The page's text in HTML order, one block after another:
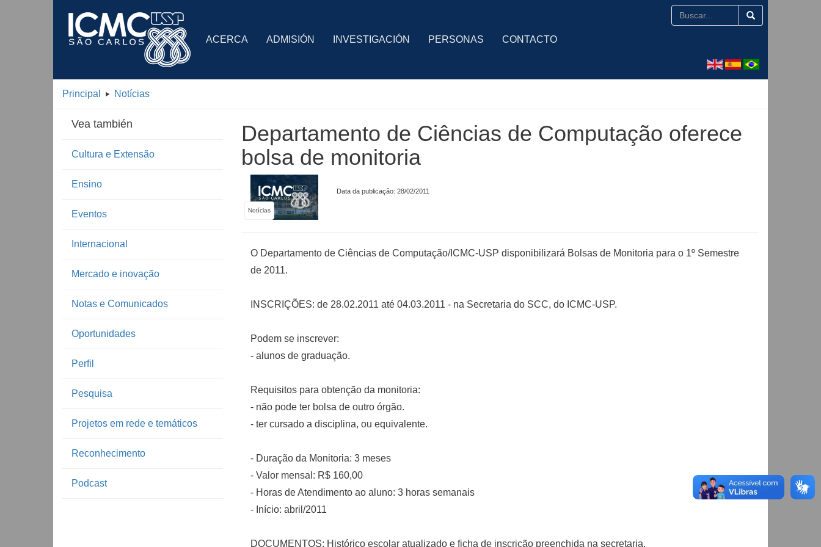
ACERCA ADMISIÓN INVESTIGACIÓN PERSONAS CONTACTO
Principal Notícias
Vea también
Cultura e Extensão
Ensino
Eventos
Internacional
Mercado e inovação
Notas e Comunicados
Oportunidades
Perfil
Pesquisa
Projetos em rede e temáticos
Reconhecimento
Podcast
Departamento de Ciências de Computação oferece
bolsa de monitoria
Notícias
Data da publicação: 28/02/2011
O Departamento de Ciências de Computação/ICMC-USP disponibilizará Bolsas de Monitoria para o 1º Semestre
de 2011.
INSCRIÇÕES: de 28.02.2011 até 04.03.2011 - na Secretaria do SCC, do ICMC-USP.
Podem se inscrever:
- alunos de graduação.
Requisitos para obtenção da monitoria:
- não pode ter bolsa de outro órgão.
- ter cursado a disciplina, ou equivalente.
- Duração da Monitoria: 3 meses
- Valor mensal: R$ 160,00
- Horas de Atendimento ao aluno: 3 horas semanais
- Início: abril/2011
DOCUMENTOS: Histórico escolar atualizado e ficha de inscrição preenchida na secretaria.